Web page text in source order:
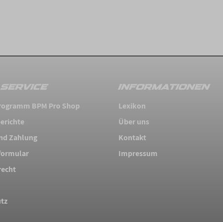
BPM Pro Shop
Zahlung
INFORMATIONEN
Lexikon
Über uns
Kontakt
Impressum